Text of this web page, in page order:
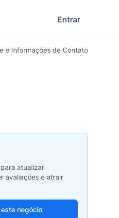
Entrar
e Informações de Contato
atualizar
avaliações e atrair
negócio